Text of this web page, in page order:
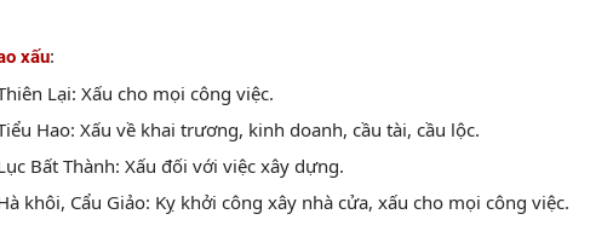
xấu:
Lại: Xấu cho mọi công việc.
Hao: Xấu về khai trương, kinh doanh, cầu tài, cầu lộc.
Bất Thành: Xấu đối với việc xây dựng.
khôi, Cẩu Giảo: Kỵ khởi công xây nhà cửa, xấu cho mọi công việc.